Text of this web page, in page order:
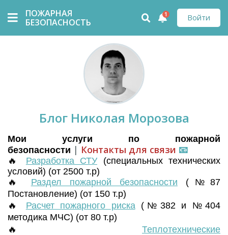
ПОЖАРНАЯ
БЕЗОПАСНОСТЬ
Войти
1
Блог Николая Морозова
Мои услуги по пожарной
безопасности | Контакты для связи 📧
🔥 Разработка СТУ (специальных технических
условий) (от 2500 т.р)
🔥 Раздел пожарной безопасности (№87
Постановление) (от 150 т.р)
🔥 Расчет пожарного риска(№382 и №404
методика МЧС) (от 80 т.р)
🔥 Теплотехнические